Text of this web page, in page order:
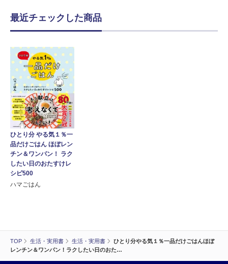
TOP 生活・実用書 生活・実用書
ひとり分やる気１％一品だけごはんほぼ
レンチン＆ワンパン！ラクしたい日のおた…
最近チェックした商品
ひとり分 やる気１％一
品だけごはん ほぼレン
チン＆ワンパン！ ラク
したい日のおたすけレ
シピ500
ハマごはん